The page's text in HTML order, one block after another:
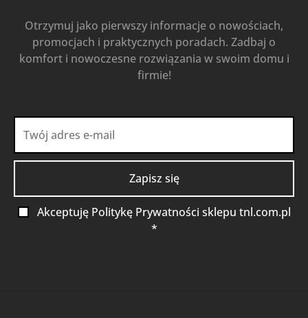
Otrzymuj jako pierwszy informacje o nowościach,
promocjach i praktycznych poradach. Zadbaj o
komfort i nowoczesne rozwiązania w swoim domu i
firmie!
Akceptuję Politykę Prywatności sklepu tnl.com.pl
*